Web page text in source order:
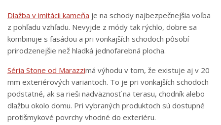
Dlažba v imitácii kameňa je na schody najbezpečnejšia voľba
z pohľadu vzhľadu. Nevyjde z módy tak rýchlo, dobre sa
kombinuje s fasádou a pri vonkajších schodoch pôsobí
prirodzenejšie než hladká jednofarebná plocha.
Séria Stone od Marazzimá výhodu v tom, že existuje aj v 20
mm exteriérových variantoch. To je pri vonkajších schodoch
podstatné, ak sa rieši nadväznosť na terasu, chodník alebo
dlažbu okolo domu. Pri vybraných produktoch sú dostupné
protišmykové povrchy vhodné do exteriéru.